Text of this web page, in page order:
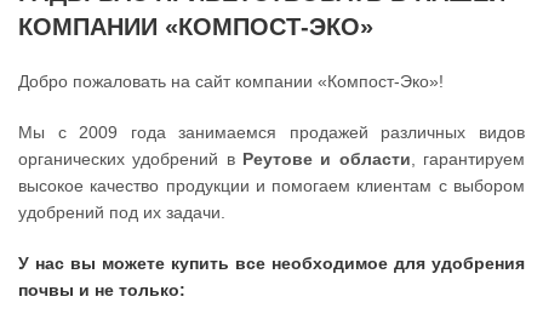
КОМПАНИИ «КОМПОСТ-ЭКО»
Добро пожаловать на сайт компании «Компост-Эко»!
Мы с 2009 года занимаемся продажей различных видов
органических удобрений в Реутове и области , гарантируем
высокое качество продукции и помогаем клиентам с выбором
удобрений под их задачи.
У нас вы можете купить все необходимое для удобрения
почвы и не только: